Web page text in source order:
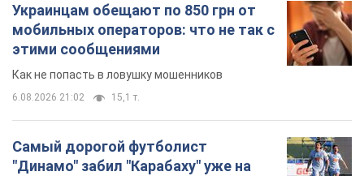
Украинцам обещают по 850 грн от
мобильных операторов: что не так с
этими сообщениями
Как не попасть в ловушку мошенников
6.08.2026 21:02 15,1 т.
Самый дорогой футболист
"Динамо" забил "Карабаху" уже на